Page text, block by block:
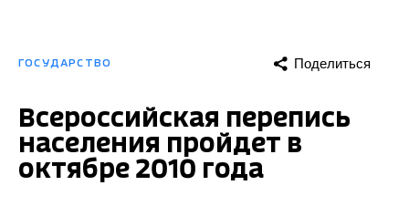
ГОСУДАРСТВО Поделиться
Всероссийская перепись
населения пройдет в
октябре 2010 года